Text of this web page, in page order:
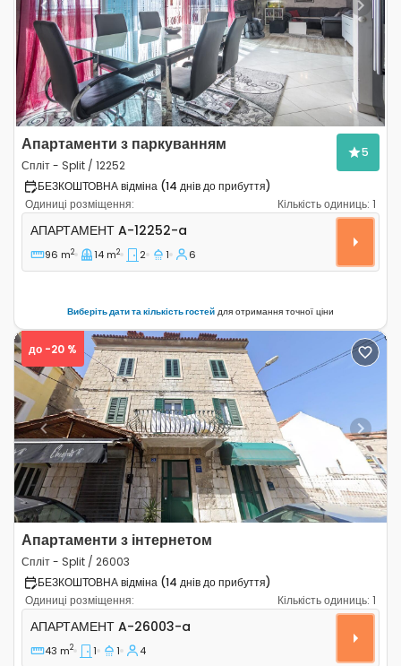
Previous Next
Апартаменти з паркуванням
Спліт - Split / 12252
5
БЕЗКОШТОВНА відміна (14 днів до прибуття)
Одиниці розміщення:
Кількість одиниць: 1
Двокімнатні апартаменти Спліт - Split A-12252-a
АПАРТАМЕНТ A-12252-a
96 m2 14 m2 2 1 6
Виберіть дати та кількість гостей для отримання точної ціни
Previous Next
до -20 %
Апартаменти з інтернетом
Спліт - Split / 26003
БЕЗКОШТОВНА відміна (14 днів до прибуття)
Одиниці розміщення:
Кількість одиниць: 1
Однокімнатні апартаменти Спліт - Split A-26003-a
АПАРТАМЕНТ A-26003-a
43 m2 1 1 4